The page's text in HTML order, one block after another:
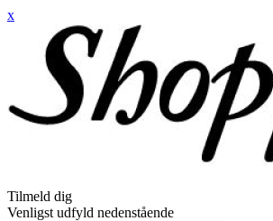
x
Tilmeld dig
Venligst udfyld nedenstående